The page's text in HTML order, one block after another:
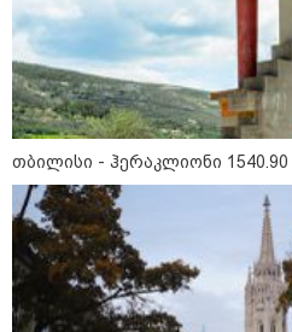
რუსეთის
ის
2008
ომიდან
თბილისი - ჰერაკლიონი